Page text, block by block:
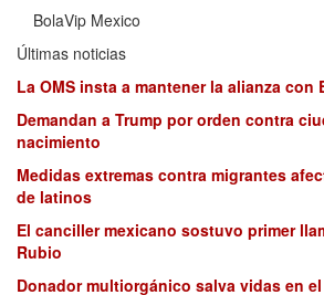
BolaVip Mexico
Últimas noticias
La OMS insta a mantener la alianza con
Demandan a Trump por orden contra
nacimiento
Medidas extremas contra migrantes
de latinos
El canciller mexicano sostuvo primer
Rubio
Donador multiorgánico salva vidas en el